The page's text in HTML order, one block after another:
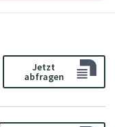
Jetzt
abfragen